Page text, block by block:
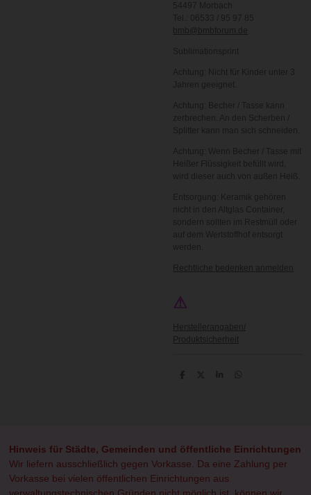
54497 Morbach
Tel.: 06533 / 95 97 85
bmb@bmbforum.de
Sublimationsprint
Achtung: Nicht für Kinder unter 3
Jahren geeignet.
Achtung: Becher / Tasse kann
zerbrechen. An den Scherben /
Splitter kann man sich schneiden.
Achtung: Wenn Becher / Tasse mit
Heißer Flüssigkeit befüllt wird,
wird dieser auch von außen Heiß.
Entsorgung: Keramik gehören
nicht in den Altglas Container,
sondern sollten im Restmüll oder
auf dem Wertstoffhof entsorgt
werden.
Rechtliche bedenken anmelden
⚠
Herstellerangaben/
Produktsicherheit
T
T
T
Hinweis für Städte, Gemeinden und öffentliche Einrichtungen
Wir liefern ausschließlich gegen Vorkasse. Da eine Zahlung per
Vorkasse bei vielen öffentlichen Einrichtungen aus